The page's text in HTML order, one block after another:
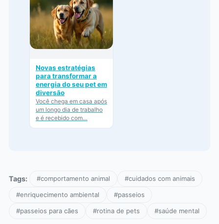
Novas estratégias
para transformar a
energia do seu pet em
diversão
Você chega em casa após
um longo dia de trabalho
e é recebido com…
Tags: #comportamento animal #cuidados com animais
#enriquecimento ambiental #passeios
#passeios para cães #rotina de pets #saúde mental